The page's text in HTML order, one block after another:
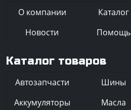
О компании Каталог
Новости
Помощь
Каталог товаров
Автозапчасти Шины
Аккумуляторы
Масла